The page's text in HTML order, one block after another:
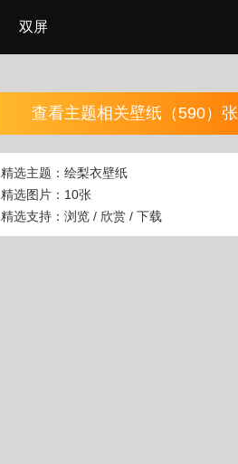
双屏
查看主题相关壁纸（590）张
精选主题：绘梨衣壁纸
精选图片：10张
精选支持：浏览 / 欣赏 / 下载